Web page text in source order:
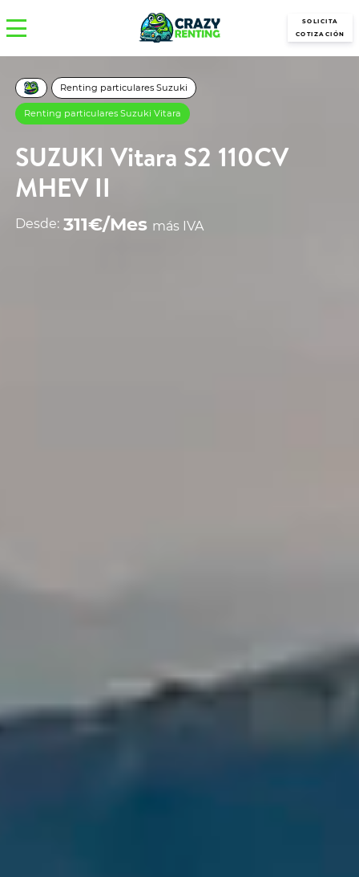
SOLICITA
COTIZACIÓN
Renting particulares Suzuki
Renting particulares Suzuki Vitara
SUZUKI Vitara S2 110CV
MHEV II
Desde: 311€/Mes más IVA